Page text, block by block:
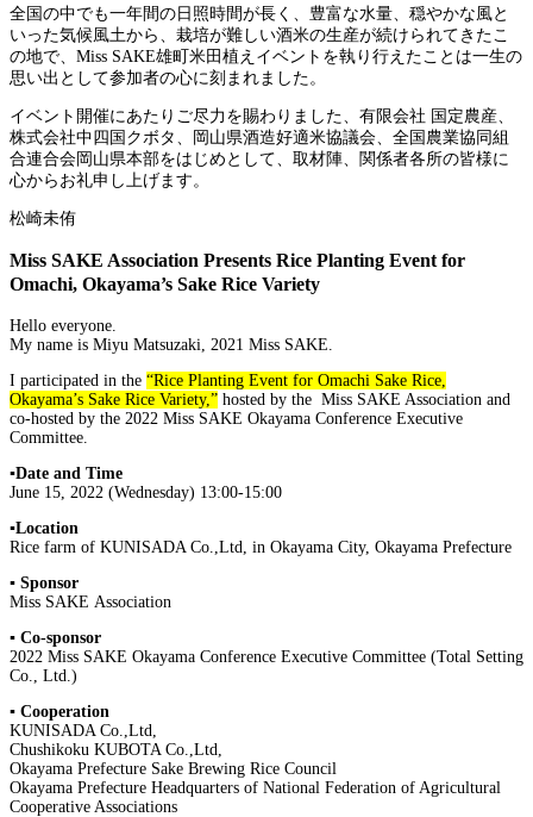
全国の中でも一年間の日照時間が長く、豊富な水量、穏やかな風と
いった気候風土から、栽培が難しい酒米の生産が続けられてきたこ
の地で、Miss SAKE雄町米田植えイベントを執り行えたことは一生の
思い出として参加者の心に刻まれました。
イベント開催にあたりご尽力を賜わりました、有限会社 国定農産、
株式会社中四国クボタ、岡山県酒造好適米協議会、全国農業協同組
合連合会岡山県本部をはじめとして、取材陣、関係者各所の皆様に
心からお礼申し上げます。
松崎未侑
Miss SAKE Association Presents Rice Planting Event for
Omachi, Okayama’s Sake Rice Variety
Hello everyone.
My name is Miyu Matsuzaki, 2021 Miss SAKE.
I participated in the “Rice Planting Event for Omachi Sake Rice,
Okayama’s Sake Rice Variety,” hosted by the Miss SAKE Association and
co-hosted by the 2022 Miss SAKE Okayama Conference Executive
Committee.
▪️Date and Time
June 15, 2022 (Wednesday) 13:00-15:00
▪️Location
Rice farm of KUNISADA Co.,Ltd, in Okayama City, Okayama Prefecture
▪️ Sponsor
Miss SAKE Association
▪️ Co-sponsor
2022 Miss SAKE Okayama Conference Executive Committee (Total Setting
Co., Ltd.)
▪️ Cooperation
KUNISADA Co.,Ltd,
Chushikoku KUBOTA Co.,Ltd,
Okayama Prefecture Sake Brewing Rice Council
Okayama Prefecture Headquarters of National Federation of Agricultural
Cooperative Associations